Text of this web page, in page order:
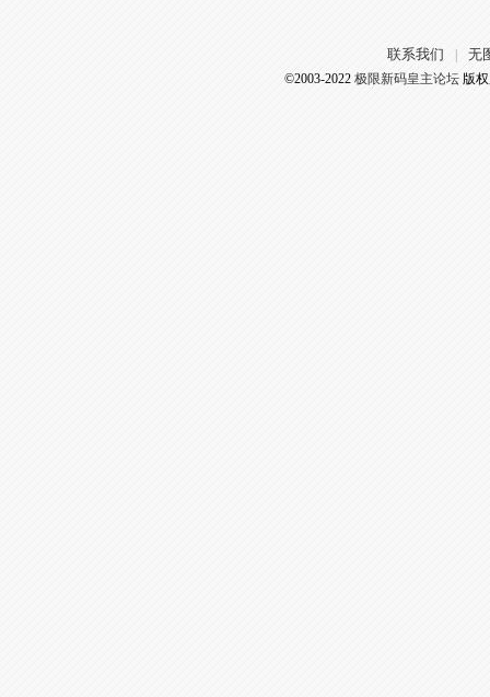
联系我们 无
©2003-2022 极限新码皇主论坛版权